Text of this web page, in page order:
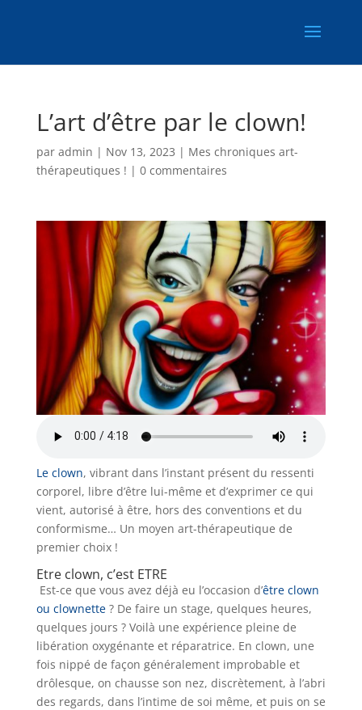
L’art d’être par le clown!
par admin | Nov 13, 2023 | Mes chroniques art-
thérapeutiques ! | 0 commentaires
Le clown, vibrant dans l’instant présent du ressenti
corporel, libre d’être lui-même et d’exprimer ce qui
vient, autorisé à être, hors des conventions et du
conformisme… Un moyen art-thérapeutique de
premier choix !
Etre clown, c’est ETRE
Est-ce que vous avez déjà eu l’occasion d’être clown
ou clownette? De faire un stage, quelques heures,
quelques jours ? Voilà une expérience pleine de
libération oxygénante et réparatrice. En clown, une
fois nippé de façon généralement improbable et
drôlesque, on chausse son nez, discrètement, à l’abri
des regards, dans l’intime de soi même, et puis on se